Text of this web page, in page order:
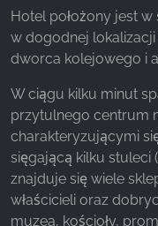
Hotel położony jest
w dogodnej
dworca kolejowego i
W ciągu kilku minut
przytulnego centrum
charakteryzującymi
sięgającą kilku stuleci
znajduje się wiele
właścicieli oraz
muzea, kościoły,